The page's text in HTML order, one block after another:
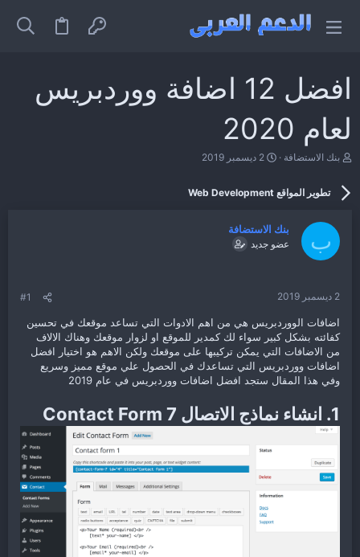
افضل 12 اضافة ووردبريس
لعام 2020
ب
م
و
ض
بنك الاستضافة
ت
ي
ل
ب
2 ديسمبر 2019
تطوير المواقع Web Development
ب بنك الاستضافة
عضو جديد
2 ديسمبر 2019 #1
اضافات الووردبريس هي من اهم الادوات التي تساعد موقعك في تحسين
كفائته بشكل كبير سواء لك كمدير للموقع او لزوار موقعك وهناك الالاف
من الاضافات التي يمكن تركيبها على موقعك ولكن الاهم هو اختيار افضل
اضافات ووردبريس التي تساعدك في الحصول علي موقع مميز وسريع
وفي هذا المقال ستجد افضل اضافات ووردبريس في عام 2019
1. انشاء نماذج الاتصال Contact Form 7